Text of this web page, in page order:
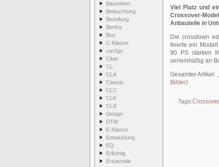
Baureihen
Beleuchtung
Bereifung
Bertha
Bus
C-Klasse
car2go
Citan
CL
CLA
Classic
CLC
CLK
CLS
Design
DTM
E-Klasse
Entwicklung
EQ
Erlkönig
Ersatzteile
Viel Platz und
Crossover-
Anbauteile in
Die crosstown
feierte ein
90 PS starken
serienmäßig an
Gesamter Artikel:
Bilder)
Tags: